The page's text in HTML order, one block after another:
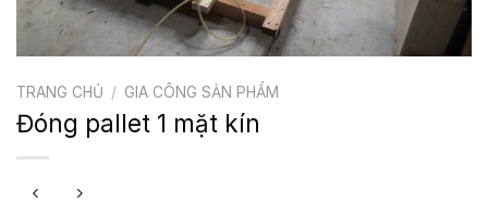
TRANG CHỦ / GIA CÔNG SẢN PHẨM
Đóng pallet 1 mặt kín